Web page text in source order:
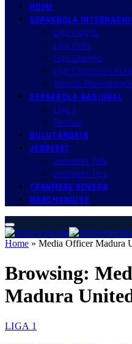
HOME
SEPAKBOLA
Liga Inggris
Liga Italia
Liga Spanyol
Liga Champion/
Timnas
SEPAKBOLA NASIONAL
Liga 1
Timnas
BULUTANGKIS
JEBREEET
Jebreeet Talk
Jebreeet Tips
TRANMERE ROVERS
MERCHANDISE
Home » Media Officer Madura
Browsing:
Madura
LIGA 1